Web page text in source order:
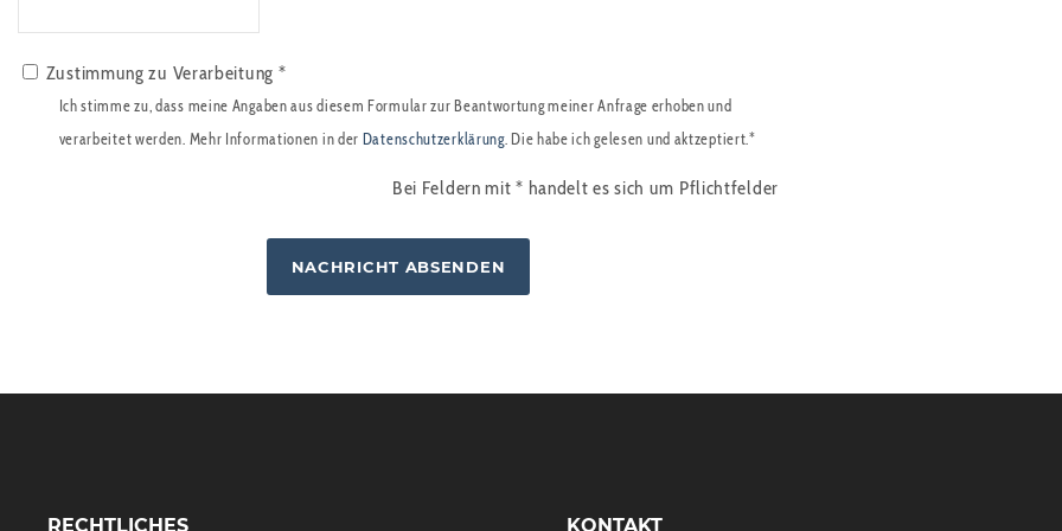
Zustimmung zu Verarbeitung *
Ich stimme zu, dass meine Angaben aus diesem Formular zur Beantwortung meiner Anfrage erhoben und
verarbeitet werden. Mehr Informationen in der Datenschutzerklärung. Die habe ich gelesen und aktzeptiert.*
Bei Feldern mit* handelt es sich um Pflichtfelder
RECHTLICHES KONTAKT